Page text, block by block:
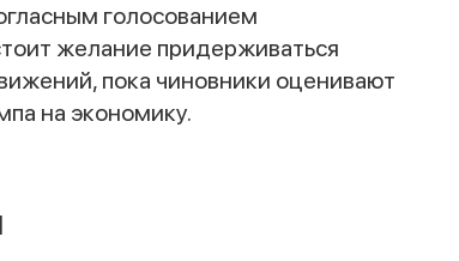
голосованием
желание придерживаться
пока чиновники оценивают
на экономику.